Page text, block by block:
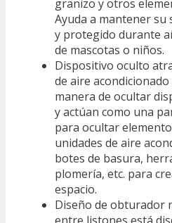
granizo y otros
Ayuda a mantener su
y protegido durante
de mascotas o niños.
Dispositivo oculto
de aire
manera de ocultar
y actúan como una
para ocultar
unidades de aire
botes de basura,
plomería, etc. para
espacio.
Diseño de obturador